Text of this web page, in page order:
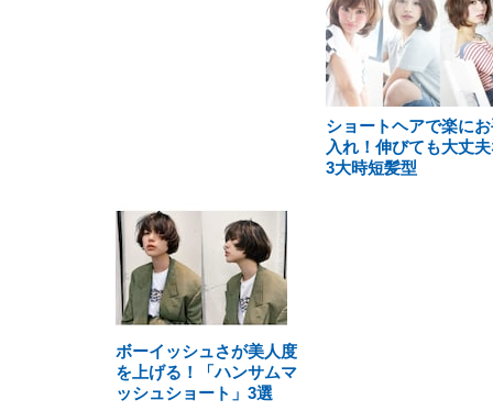
ショートヘアで楽に
入れ！伸びても大丈
3大時短髪型
ボーイッシュさが美人度
を上げる！「ハンサムマ
ッシュショート」3選